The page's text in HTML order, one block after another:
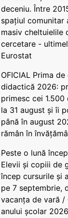
deceniu. Între
spațiul comunitar
masiv cheltuielile
cercetare -
Eurostat
OFICIAL Prima de
didactică 2026:
primesc cei 1.500
la 31 august și îi
până în august
rămân în
Peste o lună
Elevii și copiii de
încep cursurile și
pe 7 septembrie,
vacanța de vară /
anului școlar